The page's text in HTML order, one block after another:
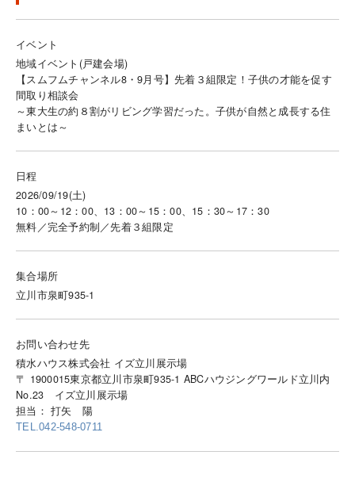
イベント
地域イベント(戸建会場)
【スムフムチャンネル8・9月号】先着３組限定！子供の才能を促す
間取り相談会
～東大生の約８割がリビング学習だった。子供が自然と成長する住
まいとは～
日程
2026/09/19(土)
10：00～12：00、13：00～15：00、15：30～17：30
無料／完全予約制／先着３組限定
集合場所
立川市泉町935-1
お問い合わせ先
積水ハウス株式会社 イズ立川展示場
〒 1900015東京都立川市泉町935-1 ABCハウジングワールド立川内
No.23 イズ立川展示場
担当： 打矢 陽
TEL.042-548-0711